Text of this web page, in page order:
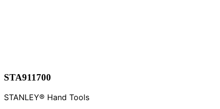
STA911700
STANLEY® Hand Tools